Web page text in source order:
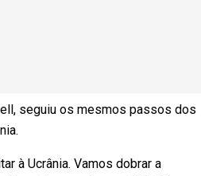
seguiu os mesmos passos dos
à Ucrânia. Vamos dobrar a